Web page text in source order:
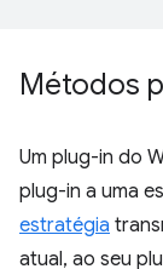
Métodos
Um plug-in do
plug-in a uma
estratégia
atual, ao seu